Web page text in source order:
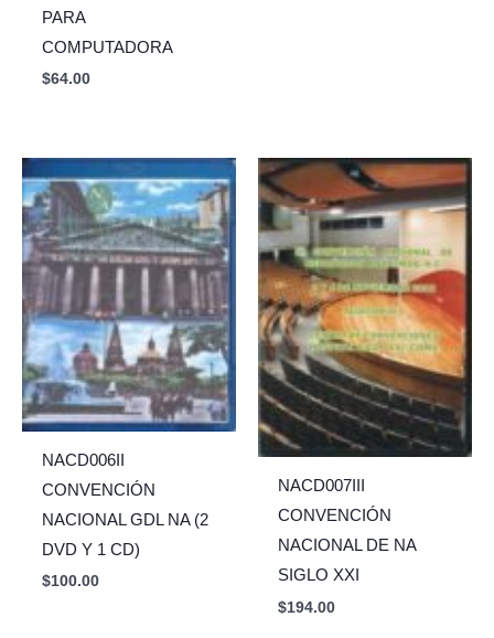
PARA
COMPUTADORA
$64.00
NACD006II
CONVENCIÓN
NACIONAL GDL NA (2
DVD Y 1 CD)
$100.00
NACD007III
CONVENCIÓN
NACIONAL DE NA
SIGLO XXI
$194.00